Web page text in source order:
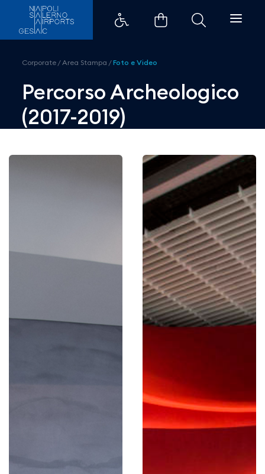
Percorso Archeologico (2017-
Corporate /Area Stampa /Foto e Video
Percorso Archeologico
(2017-2019)